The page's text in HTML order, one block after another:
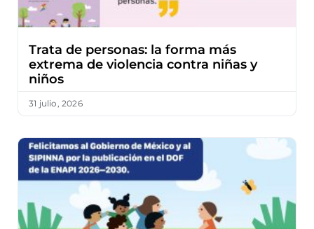
Trata de personas: la forma más
extrema de violencia contra niñas y
niños
31 julio, 2026